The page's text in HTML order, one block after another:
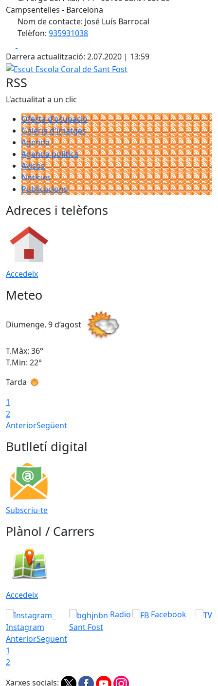
Campsentelles - Barcelona
Nom de contacte: José Luís Barrocal
Telèfon: 935931038
Darrera actualització: 2.07.2020 | 13:59
Escut Escola Coral de Sant Fost
RSS
L'actualitat a un clic
Oferta d'ocupació
Galeria d'imatges
Agenda
Agenda política
Avisos
Notícies
Publicacions
Adreces i telèfons
Accedeix
Meteo
Diumenge, 9 d’agost
T.Màx: 36°
T.Min: 22°
Tarda
1
2
AnteriorSegüent
Butlletí digital
Subscriu-te
Plànol / Carrers
Accedeix
Instagram
Radio
Sant Fost
Facebook
AnteriorSegüent
1
2
Xarxes socials: